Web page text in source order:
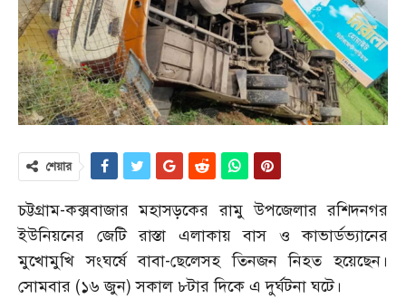
শেয়ার
চট্টগ্রাম-কক্সবাজার মহাসড়কের রামু উপজেলার রশিদনগর
ইউনিয়নের জেটি রাস্তা এলাকায় বাস ও কাভার্ডভ্যানের
মুখোমুখি সংঘর্ষে বাবা-ছেলেসহ তিনজন নিহত হয়েছেন।
সোমবার (১৬ জুন) সকাল ৮টার দিকে এ দুর্ঘটনা ঘটে।